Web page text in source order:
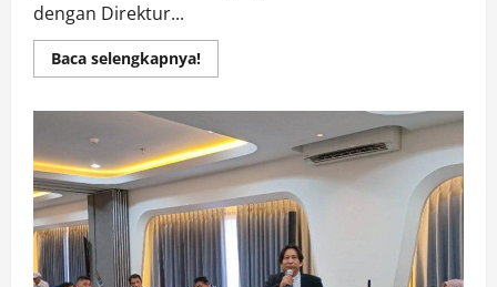
dengan Direktur...
Baca selengkapnya!Read
more
Niaga
& Kementerian
Kelautan
dan
Perikanan
Perkuat
Penyediaan
Energi
bagi
Nelayan